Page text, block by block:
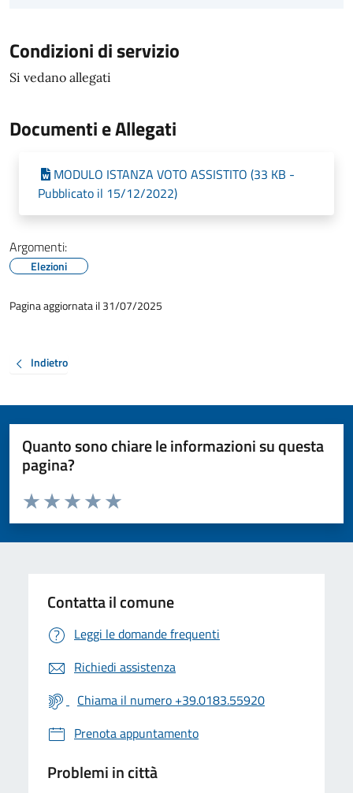
Condizioni di servizio
Si vedano allegati
Documenti e Allegati
MODULO ISTANZA VOTO ASSISTITO (33 KB -
Pubblicato il 15/12/2022)
Argomenti:
Elezioni
Pagina aggiornata il 31/07/2025
Indietro
Quanto sono chiare le informazioni su questa
pagina?
Valuta da 1 a 5 stelle la pagina
Valuta 5 stelle su 5
Valuta 4 stelle su 5
Valuta 3 stelle su 5
Valuta 2 stelle su 5
Valuta 1 stelle su 5
Contatta il comune
Leggi le domande frequenti
Richiedi assistenza
Chiama il numero +39.0183.55920
Prenota appuntamento
Problemi in città